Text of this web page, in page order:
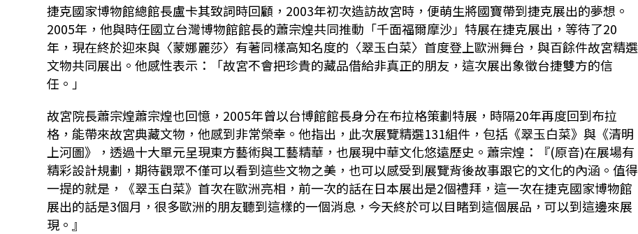
捷克國家博物館總館長盧卡其致詞時回顧，2003年初次造訪故宮時，便萌生將國寶帶到捷克展出的夢想。
2005年，他與時任國立台灣博物館館長的蕭宗煌共同推動「千面福爾摩沙」特展在捷克展出，等待了20
年，現在終於迎來與〈蒙娜麗莎〉有著同樣高知名度的〈翠玉白菜〉首度登上歐洲舞台，與百餘件故宮精選
文物共同展出。他感性表示：「故宮不會把珍貴的藏品借給非真正的朋友，這次展出象徵台捷雙方的信
任。」
故宮院長蕭宗煌蕭宗煌也回憶，2005年曾以台博館館長身分在布拉格策劃特展，時隔20年再度回到布拉
格，能帶來故宮典藏文物，他感到非常榮幸。他指出，此次展覽精選131組件，包括《翠玉白菜》與《清明
上河圖》，透過十大單元呈現東方藝術與工藝精華，也展現中華文化悠遠歷史。蕭宗煌：『(原音)在展場有
精彩設計規劃，期待觀眾不僅可以看到這些文物之美，也可以感受到展覽背後故事跟它的文化的內涵。值得
一提的就是，《翠玉白菜》首次在歐洲亮相，前一次的話在日本展出是2個禮拜，這一次在捷克國家博物館
展出的話是3個月，很多歐洲的朋友聽到這樣的一個消息，今天終於可以目睹到這個展品，可以到這邊來展
現。』